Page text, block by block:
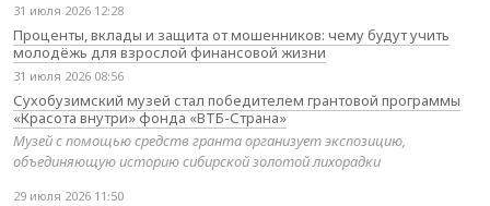
31 июля 2026 12:28
Проценты, вклады и защита от мошенников: чему будут учить
молодёжь для взрослой финансовой жизни
31 июля 2026 08:56
Сухобузимский музей стал победителем грантовой программы
«Красота внутри» фонда «ВТБ-Страна»
Музей с помощью средств гранта организует экспозицию,
объединяющую историю сибирской золотой лихорадки
29 июля 2026 11:50